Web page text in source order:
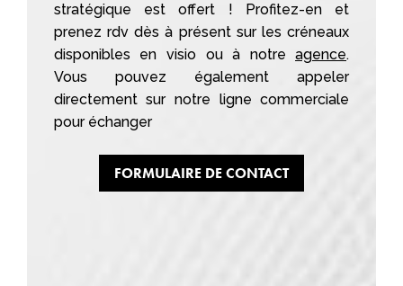
stratégique est offert ! Profitez-en et
prenez rdv dès à présent sur les créneaux
disponibles en visio ou à notreagence.
Vous pouvez également appeler
directement sur notre ligne commerciale
pour échanger
FORMULAIRE DE CONTACT